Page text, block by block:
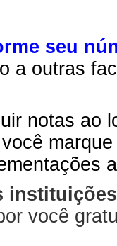
seu
a outras
notas ao
você